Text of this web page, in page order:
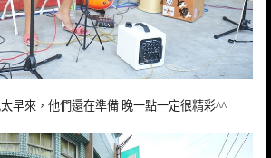
早來，他們還在準備 晚一點一定很精彩^^